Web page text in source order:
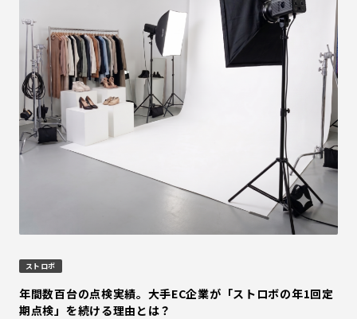
ストロボ
年間数百台の点検実績。大手EC企業が「ストロボの年1回定
期点検」を続ける理由とは？